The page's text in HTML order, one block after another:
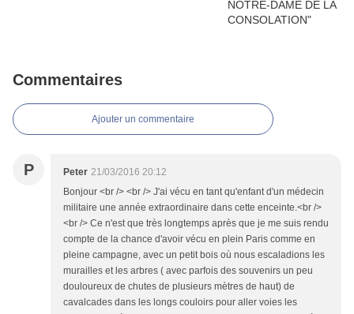
Commentaires
Ajouter un commentaire
P Peter 21/03/2016 20:12
Bonjour <br /> <br /> J'ai vécu en tant qu'enfant d'un médecin
militaire une année extraordinaire dans cette enceinte.<br />
<br /> Ce n'est que très longtemps après que je me suis rendu
compte de la chance d'avoir vécu en plein Paris comme en
pleine campagne, avec un petit bois où nous escaladions les
murailles et les arbres ( avec parfois des souvenirs un peu
douloureux de chutes de plusieurs mètres de haut) de
cavalcades dans les longs couloirs pour aller voies les